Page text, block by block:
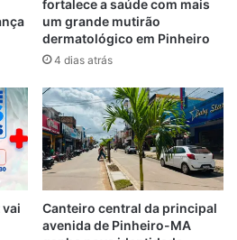
Alerta Vermelho:
Casos de Covid-19
aumentam em
Bequimão-MA
29 de maio de 2021
Em "BEQUIMÃO-
fortalece a saúde com mais
um grande mutirão
dermatológico em Pinheiro
4 dias atrás
vai
Canteiro central da principal
avenida de Pinheiro-MA